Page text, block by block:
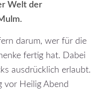
Welt der
darum, wer für die
fertig hat. Dabei
ausdrücklich erlaubt.
vor Heilig Abend